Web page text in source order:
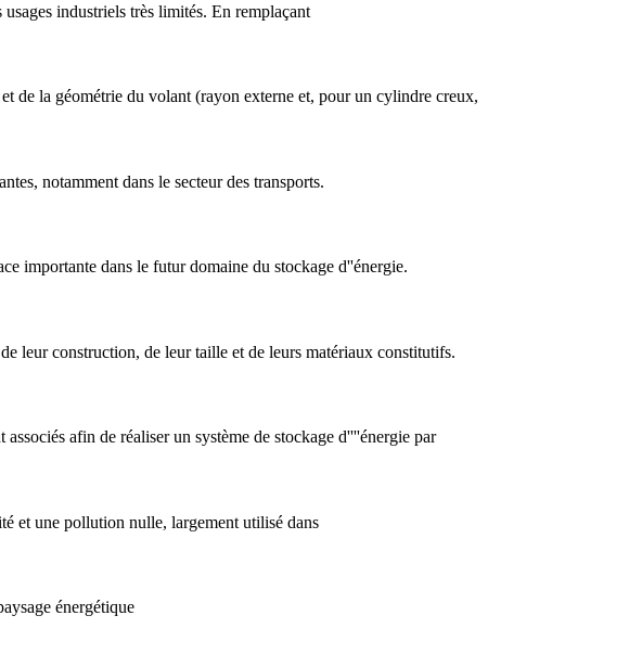
industriels très limités. En remplaçant
de la géométrie du volant (rayon externe et, pour un cylindre creux,
notamment dans le secteur des transports.
importante dans le futur domaine du stockage d''énergie.
leur construction, de leur taille et de leurs matériaux constitutifs.
afin de réaliser un système de stockage d''''énergie par
et une pollution nulle, largement utilisé dans
énergétique